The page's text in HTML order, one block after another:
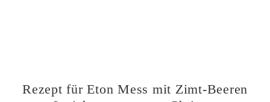
Rezept für Eton Mess mit Zimt-Beeren